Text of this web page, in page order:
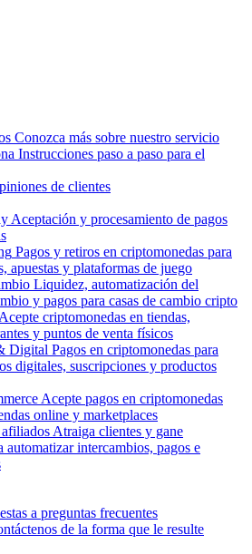
Conozca más sobre nuestro servicio
Instrucciones paso a paso para el
de clientes
Aceptación y procesamiento de pagos
Pagos y retiros en criptomonedas para
apuestas y plataformas de juego
Liquidez, automatización del
y pagos para casas de cambio cripto
Acepte criptomonedas en tiendas,
y puntos de venta físicos
Digital Pagos en criptomonedas para
digitales, suscripciones y productos
Acepte pagos en criptomonedas
online y marketplaces
Atraiga clientes y gane
automatizar intercambios, pagos e
a preguntas frecuentes
de la forma que le resulte